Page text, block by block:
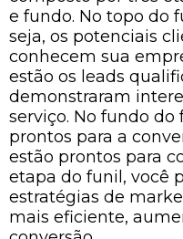
e fundo. No topo do
seja, os potenciais
conhecem sua
estão os leads
demonstraram
serviço. No fundo do
prontos para a
estão prontos para
etapa do funil, você
estratégias de
mais eficiente,